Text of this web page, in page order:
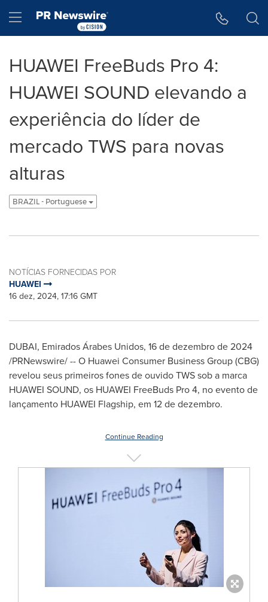
Hamburger menu
HUAWEI FreeBuds Pro 4:
HUAWEI SOUND elevando a
experiência do líder de
mercado TWS para novas
alturas
BRAZIL - Portuguese
NOTÍCIAS FORNECIDAS POR
HUAWEI
16 dez, 2024, 17:16 GMT
DUBAI, Emirados Árabes Unidos, 16 de dezembro de 2024
/PRNewswire/ -- O Huawei Consumer Business Group (CBG)
revelou seus primeiros fones de ouvido TWS sob a marca
HUAWEI SOUND, os HUAWEI FreeBuds Pro 4, no evento de
lançamento HUAWEI Flagship, em 12 de dezembro.
Continue Reading